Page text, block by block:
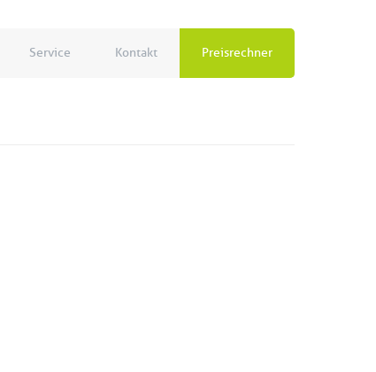
Service Kontakt Preisrechner